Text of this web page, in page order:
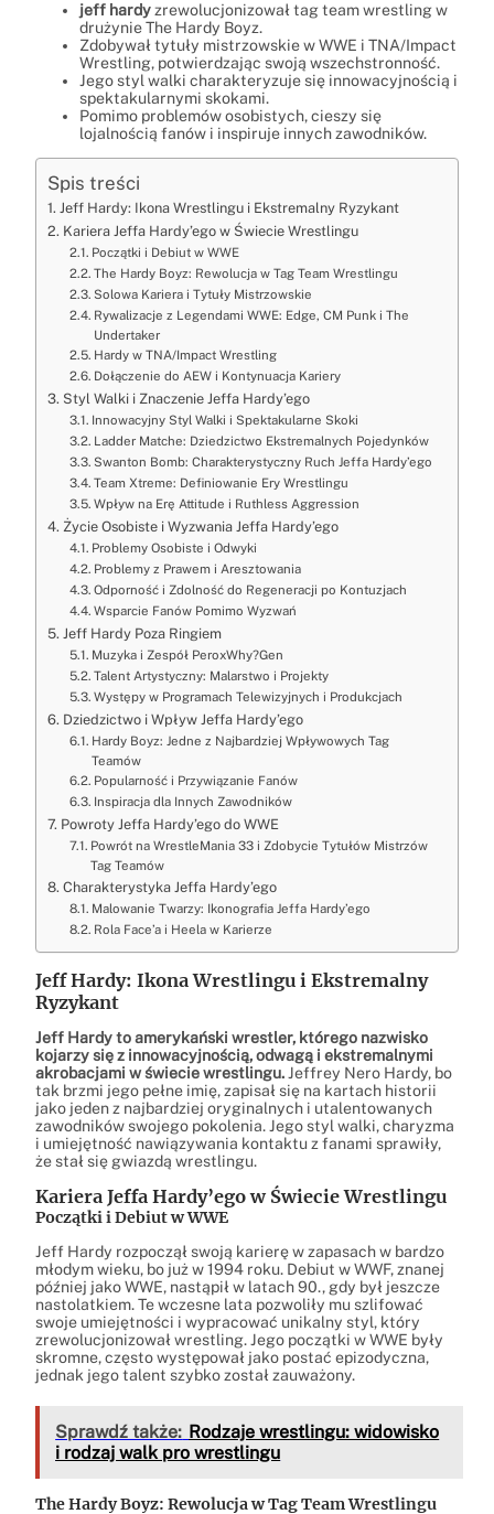
jeff hardyzrewolucjonizował tag team wrestling w
drużynie The Hardy Boyz.
Zdobywał tytuły mistrzowskie w WWE i TNA/Impact
Wrestling, potwierdzając swoją wszechstronność.
Jego styl walki charakteryzuje się innowacyjnością i
spektakularnymi skokami.
Pomimo problemów osobistych, cieszy się
lojalnością fanów i inspiruje innych zawodników.
Spis treści
Jeff Hardy: Ikona Wrestlingu i Ekstremalny Ryzykant
Kariera Jeffa Hardy’ego w Świecie Wrestlingu
Początki i Debiut w WWE
The Hardy Boyz: Rewolucja w Tag Team Wrestlingu
Solowa Kariera i Tytuły Mistrzowskie
Rywalizacje z Legendami WWE: Edge, CM Punk i The
Undertaker
Hardy w TNA/Impact Wrestling
Dołączenie do AEW i Kontynuacja Kariery
Styl Walki i Znaczenie Jeffa Hardy’ego
Innowacyjny Styl Walki i Spektakularne Skoki
Ladder Matche: Dziedzictwo Ekstremalnych Pojedynków
Swanton Bomb: Charakterystyczny Ruch Jeffa Hardy’ego
Team Xtreme: Definiowanie Ery Wrestlingu
Wpływ na Erę Attitude i Ruthless Aggression
Życie Osobiste i Wyzwania Jeffa Hardy’ego
Problemy Osobiste i Odwyki
Problemy z Prawem i Aresztowania
Odporność i Zdolność do Regeneracji po Kontuzjach
Wsparcie Fanów Pomimo Wyzwań
Jeff Hardy Poza Ringiem
Muzyka i Zespół PeroxWhy?Gen
Talent Artystyczny: Malarstwo i Projekty
Występy w Programach Telewizyjnych i Produkcjach
Dziedzictwo i Wpływ Jeffa Hardy’ego
Hardy Boyz: Jedne z Najbardziej Wpływowych Tag
Teamów
Popularność i Przywiązanie Fanów
Inspiracja dla Innych Zawodników
Powroty Jeffa Hardy’ego do WWE
Powrót na WrestleMania 33 i Zdobycie Tytułów Mistrzów
Tag Teamów
Charakterystyka Jeffa Hardy’ego
Malowanie Twarzy: Ikonografia Jeffa Hardy’ego
Rola Face’a i Heela w Karierze
Jeff Hardy: Ikona Wrestlingu i Ekstremalny
Ryzykant
Jeff Hardy to amerykański wrestler, którego nazwisko
kojarzy się z innowacyjnością, odwagą i ekstremalnymi
akrobacjami w świecie wrestlingu. Jeffrey Nero Hardy, bo
tak brzmi jego pełne imię, zapisał się na kartach historii
jako jeden z najbardziej oryginalnych i utalentowanych
zawodników swojego pokolenia. Jego styl walki, charyzma
i umiejętność nawiązywania kontaktu z fanami sprawiły,
że stał się gwiazdą wrestlingu.
Kariera Jeffa Hardy’ego w Świecie Wrestlingu
Początki i Debiut w WWE
Jeff Hardy rozpoczął swoją karierę w zapasach w bardzo
młodym wieku, bo już w 1994 roku. Debiut w WWF, znanej
później jako WWE, nastąpił w latach 90., gdy był jeszcze
nastolatkiem. Te wczesne lata pozwoliły mu szlifować
swoje umiejętności i wypracować unikalny styl, który
zrewolucjonizował wrestling. Jego początki w WWE były
skromne, często występował jako postać epizodyczna,
jednak jego talent szybko został zauważony.
Sprawdź także: Rodzaje wrestlingu: widowisko
i rodzaj walk pro wrestlingu
The Hardy Boyz: Rewolucja w Tag Team Wrestlingu